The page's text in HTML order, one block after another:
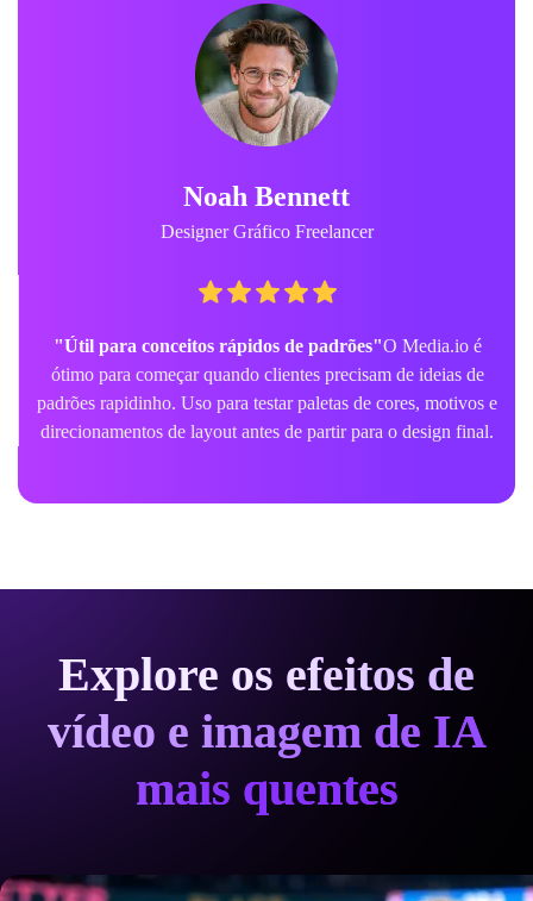
Noah Bennett
Designer Gráfico Freelancer
"Útil para conceitos rápidos de padrões"O Media.io é
ótimo para começar quando clientes precisam de ideias de
padrões rapidinho. Uso para testar paletas de cores, motivos e
direcionamentos de layout antes de partir para o design final.
Explore os efeitos de
vídeo e imagem de IA
mais quentes